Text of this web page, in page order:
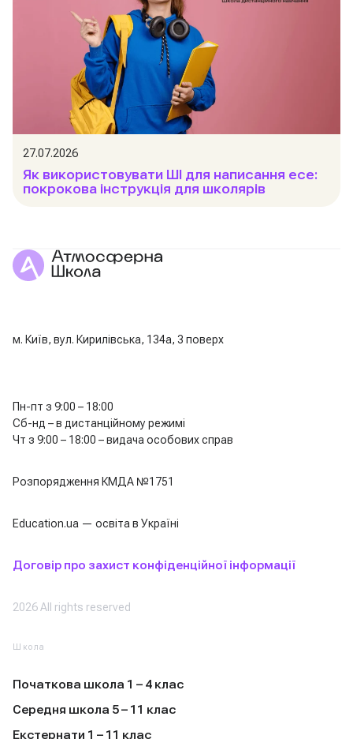
27.07.2026
Як використовувати ШІ для написання есе:
покрокова інструкція для школярів
м. Київ, вул. Кирилівська, 134а, 3 поверх
Пн-пт з 9:00 – 18:00
Сб-нд – в дистанційному режимі
Чт з 9:00 – 18:00 – видача особових справ
Розпорядження КМДА №1751
Education.ua — освіта в Україні
Договір про захист конфіденційної інформації
2026 All rights reserved
Школа
Початкова школа 1 – 4 клас
Середня школа 5 – 11 клас
Екстернати 1 – 11 клас